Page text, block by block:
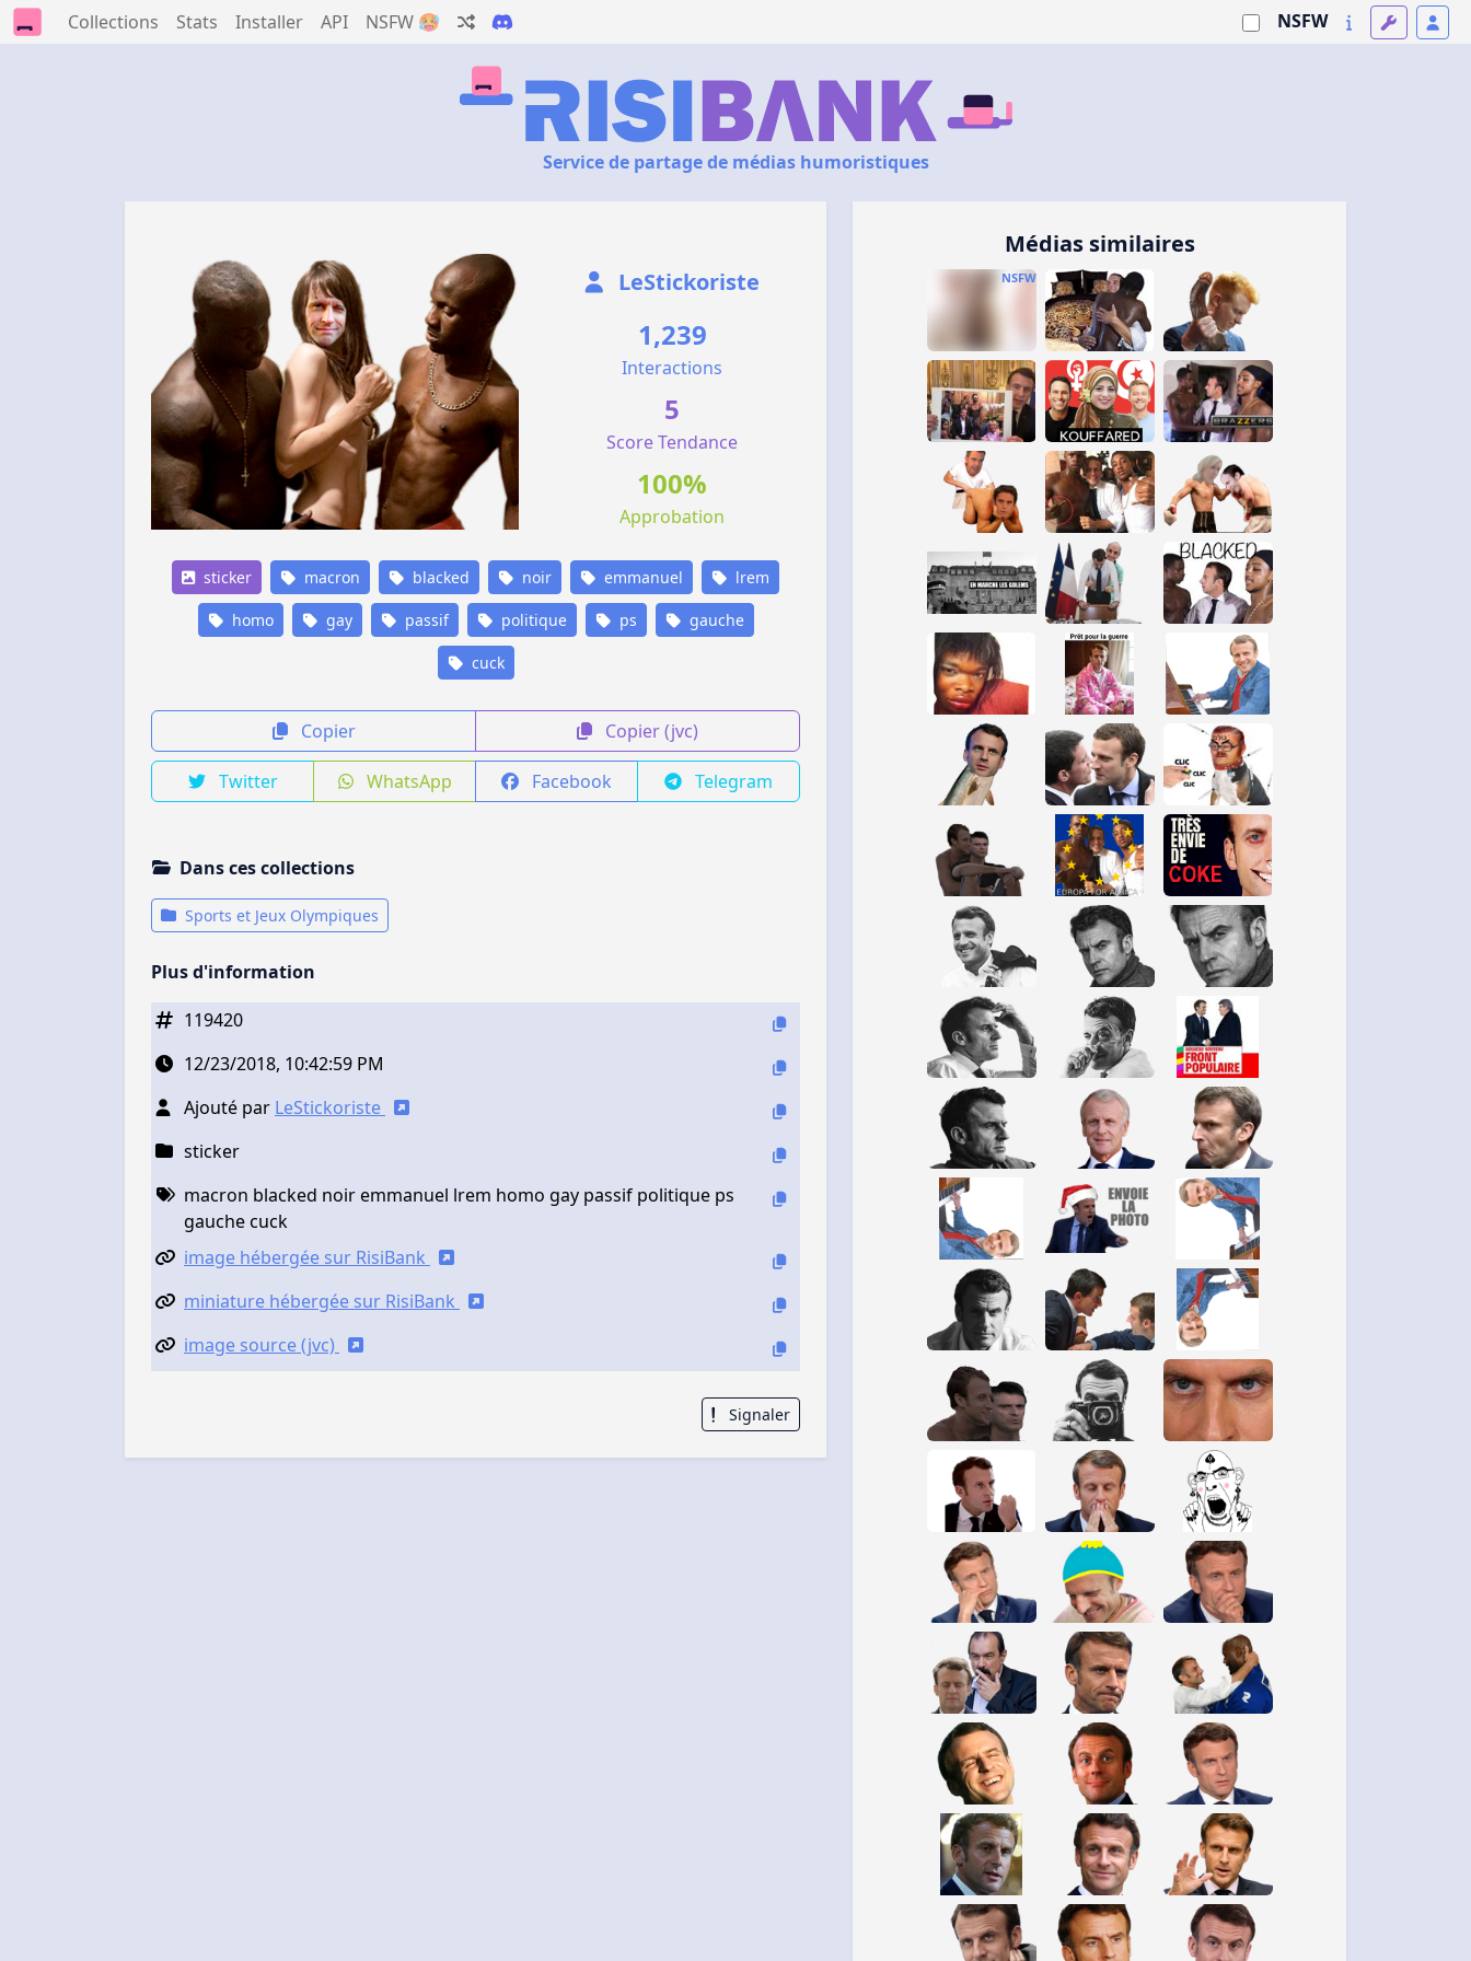
Collections Stats Installer API NSFW 🥵 NSFW
Service de partage de médias humoristiques
LeStickoriste
1,239
Interactions
5
Score Tendance
100%
Approbation
sticker macron blacked noir emmanuel lrem
homo gay passif politique ps gauche
cuck
Copier Copier (jvc)
Twitter WhatsApp Facebook Telegram
Dans ces collections
Sports et Jeux Olympiques
Plus d'information
119420
12/23/2018, 10:42:59 PM
Ajouté par LeStickoriste
sticker
macron blacked noir emmanuel lrem homo gay passif politique ps
gauche cuck
image hébergée sur RisiBank
miniature hébergée sur RisiBank
image source (jvc)
Signaler
Médias similaires
NSFW